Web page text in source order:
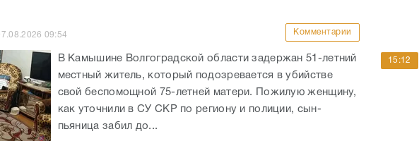
09:54 Комментарии
В Камышине Волгоградской области задержан 51-летний
местный житель, который подозревается в убийстве
свой беспомощной 75-летней матери. Пожилую женщину,
как уточнили в СУ СКР по региону и полиции, сын-
пьяница забил до...
15:12